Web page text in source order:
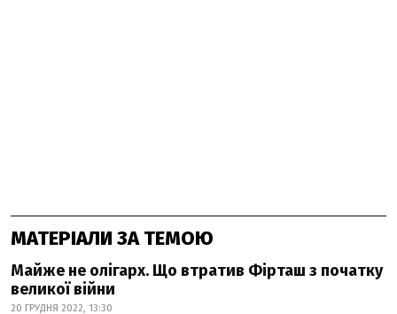
МАТЕРІАЛИ ЗА ТЕМОЮ
Майже не олігарх. Що втратив Фірташ з початку
великої війни
20 ГРУДНЯ 2022, 13:30